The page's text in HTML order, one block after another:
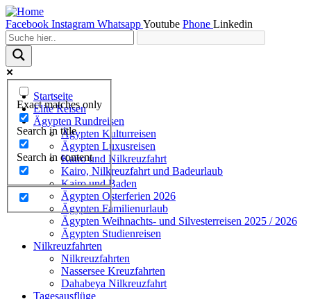
Facebook Instagram WhatsappYoutube Phone Linkedin
Exact matches only
Search in title
Search in content
Startseite
Elite Reisen
Ägypten Rundreisen
Ägypten Kulturreisen
Ägypten Luxusreisen
Kairo und Nilkreuzfahrt
Kairo, Nilkreuzfahrt und Badeurlaub
Kairo und Baden
Ägypten Osterferien 2026
Ägypten Familienurlaub
Ägypten Weihnachts- und Silvesterreisen 2025 / 2026
Ägypten Studienreisen
Nilkreuzfahrten
Nilkreuzfahrten
Nassersee Kreuzfahrten
Dahabeya Nilkreuzfahrt
Tagesausflüge